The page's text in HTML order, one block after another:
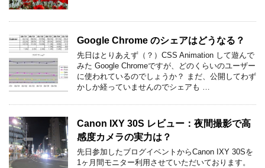
Google Chrome のシェアはどうなる？
先日はとりあえず（？）CSS Animation して遊んで
みた Google Chromeですが、どのくらいのユーザー
に使われているのでしょうか？ まだ、公開してわず
かしか経っていませんのでシェアも …
Canon IXY 30S レビュー：夜間撮影で高
感度カメラの実力は？
先日参加したブログイベントからCanon IXY 30Sを
1ヶ月間モニター利用させていただいております。